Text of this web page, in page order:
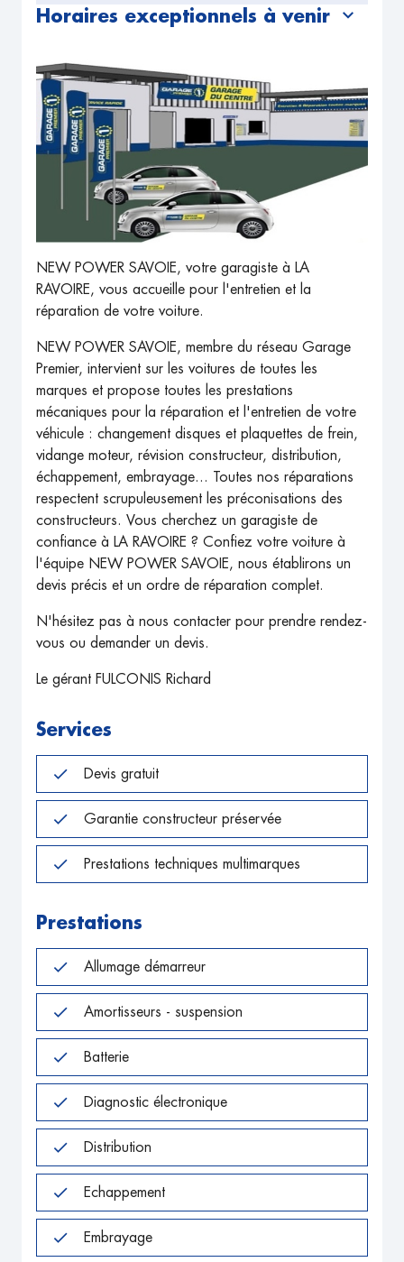
Horaires exceptionnels à venir
NEW POWER SAVOIE, votre garagiste à LA
RAVOIRE, vous accueille pour l'entretien et la
réparation de votre voiture.
NEW POWER SAVOIE, membre du réseau Garage
Premier, intervient sur les voitures de toutes les
marques et propose toutes les prestations
mécaniques pour la réparation et l'entretien de votre
véhicule : changement disques et plaquettes de frein,
vidange moteur, révision constructeur, distribution,
échappement, embrayage... Toutes nos réparations
respectent scrupuleusement les préconisations des
constructeurs. Vous cherchez un garagiste de
confiance à LA RAVOIRE ? Confiez votre voiture à
l'équipe NEW POWER SAVOIE, nous établirons un
devis précis et un ordre de réparation complet.
N'hésitez pas à nous contacter pour prendre rendez-
vous ou demander un devis.
Le gérant FULCONIS Richard
Services
Devis gratuit
Garantie constructeur préservée
Prestations techniques multimarques
Prestations
Allumage démarreur
Amortisseurs - suspension
Batterie
Diagnostic électronique
Distribution
Echappement
Embrayage